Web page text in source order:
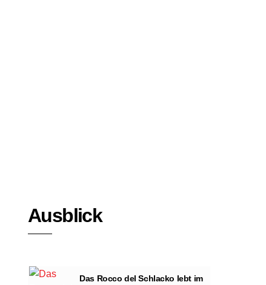
Ausblick
Das Rocco del Schlacko lebt im